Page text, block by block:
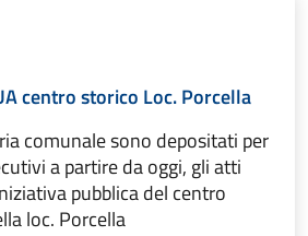
centro storico Loc. Porcella
comunale sono depositati per
a partire da oggi, gli atti
pubblica del centro
loc. Porcella